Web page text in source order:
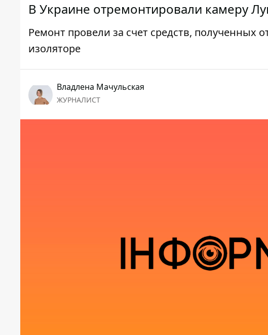
В Украине отремонтировали камеру
Ремонт провели за счет средств, полученных
изоляторе
Владлена Мачульская
ЖУРНАЛИСТ